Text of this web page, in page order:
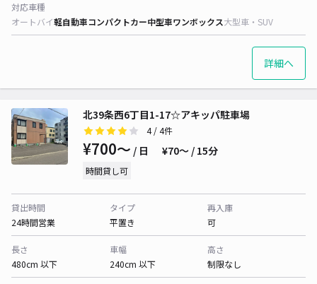
対応車種
オートバイ軽自動車コンパクトカー中型車ワンボックス大型車・SUV
詳細へ
北39条西6丁目1-17☆アキッパ駐車場
4/ 4件
¥700〜 / 日 ¥70〜 / 15分
時間貸し可
貸出時間
24時間営業
タイプ
平置き
再入庫
可
長さ
480cm 以下
車幅
240cm 以下
高さ
制限なし